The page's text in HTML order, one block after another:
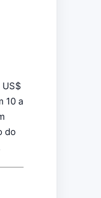
US$
10 a
do